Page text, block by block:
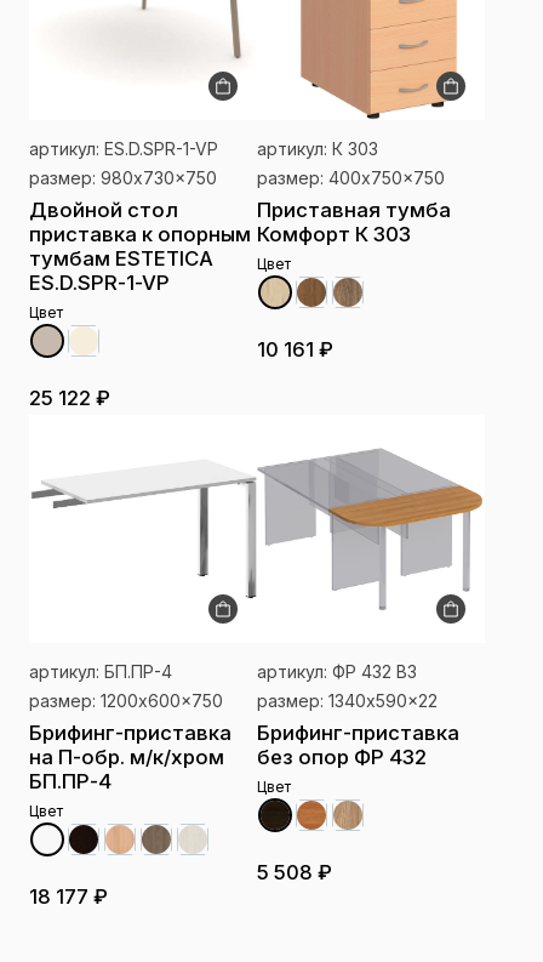
артикул: ES.D.SPR-1-VP
размер: 980x730x750
Двойной стол
приставка к опорным
тумбам ESTETICA
ES.D.SPR-1-VP
Цвет
25 122 ₽
артикул: К 303
размер: 400x750x750
Приставная тумба
Комфорт К 303
Цвет
10 161 ₽
артикул: БП.ПР-4
размер: 1200x600x750
Брифинг-приставка
на П-обр. м/к/хром
БП.ПР-4
Цвет
18 177 ₽
артикул: ФР 432 ВЗ
размер: 1340x590x22
Брифинг-приставка
без опор ФР 432
Цвет
5 508 ₽